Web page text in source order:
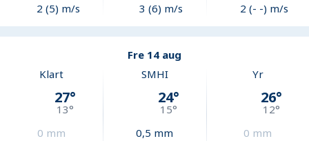
2 (5) m/s
3 (6) m/s
2 (- -) m/s
Fre 14 aug
Klart
27°
13°
0 mm
SMHI
24°
15°
0,5 mm
Yr
26°
12°
0 mm